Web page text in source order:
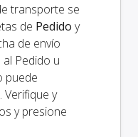
transporte se
de Pedido y
de envío
Pedido u
puede
. Verifique y
y presione